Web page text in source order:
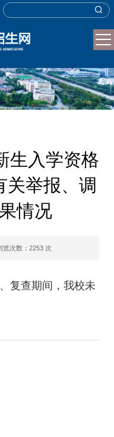
生入学资格
关举报、调
情况
览次数： 2253 次
复查期间，我校未